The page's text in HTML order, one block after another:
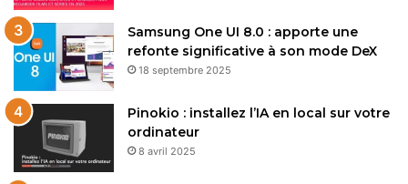
Samsung One UI 8.0 : apporte une
refonte significative à son mode DeX
18 septembre 2025
Pinokio : installez l’IA en local sur votre
ordinateur
8 avril 2025